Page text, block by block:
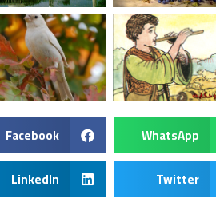
WhatsApp
Facebook
Twitter
LinkedIn